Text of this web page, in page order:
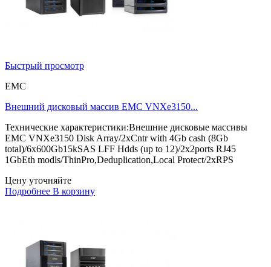
Быстрый просмотр
EMC
Внешний дисковый массив EMC VNXe3150...
Технические характеристики:Внешние дисковые массивы
EMC VNXe3150 Disk Array/2xCntr with 4Gb cash (8Gb
total)/6x600Gb15kSAS LFF Hdds (up to 12)/2x2ports RJ45
1GbEth modls/ThinPro,Deduplication,Local Protect/2xRPS
Цену уточняйте
Подробнее В корзину